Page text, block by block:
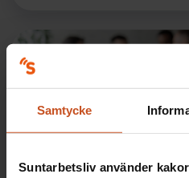
Samtycke
Suntarbetsliv använder